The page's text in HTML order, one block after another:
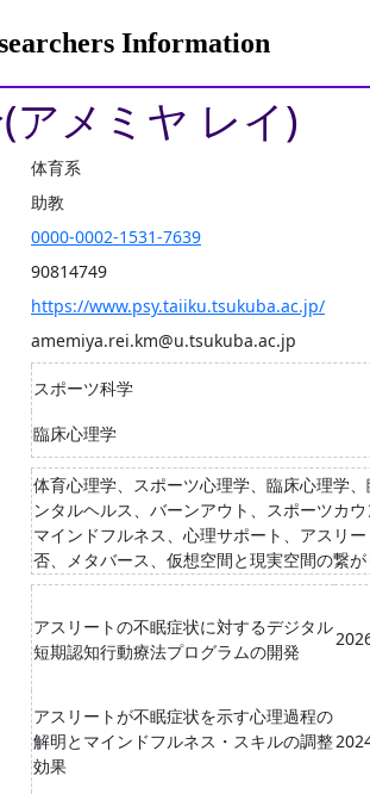
Information
アメミヤ レイ)
体育系
助教
0000-0002-1531-7639
90814749
https://www.psy.taiiku.tsukuba.ac.jp/
amemiya.rei.km@u.tsukuba.ac.jp
スポーツ科学
臨床心理学
体育心理学、スポーツ心理学、臨床心理学
ンタルヘルス、バーンアウト、スポーツカ
マインドフルネス、心理サポート、アスリ
否、メタバース、仮想空間と現実空間の繋が
アスリートの不眠症状に対するデジタル
短期認知行動療法プログラムの開発
アスリートが不眠症状を示す心理過程の
解明とマインドフルネス・スキルの調整
効果